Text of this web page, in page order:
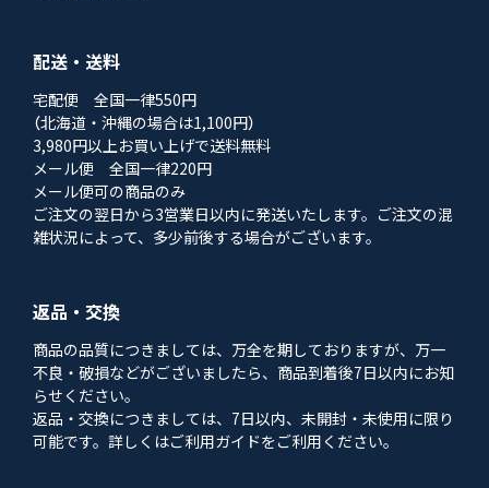
配送・送料
宅配便 全国一律550円
（北海道・沖縄の場合は1,100円）
3,980円以上お買い上げで送料無料
メール便 全国一律220円
メール便可の商品のみ
ご注文の翌日から3営業日以内に発送いたします。ご注文の混
雑状況によって、多少前後する場合がございます。
返品・交換
商品の品質につきましては、万全を期しておりますが、万一
不良・破損などがございましたら、商品到着後7日以内にお知
らせください。
返品・交換につきましては、7日以内、未開封・未使用に限り
可能です。詳しくはご利用ガイドをご利用ください。